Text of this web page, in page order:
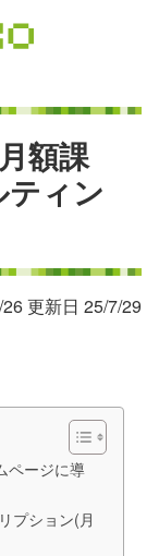
月額課
ティン
更新日 25/7/29
ページに導
プション(月